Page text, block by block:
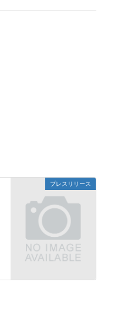
プレスリリース